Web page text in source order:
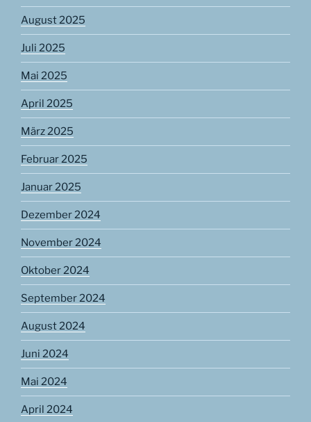
August 2025
Juli 2025
Mai 2025
April 2025
März 2025
Februar 2025
Januar 2025
Dezember 2024
November 2024
Oktober 2024
September 2024
August 2024
Juni 2024
Mai 2024
April 2024